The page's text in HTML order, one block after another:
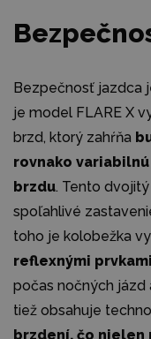
Bezpečnosť jazdca
je model FLARE X
brzd, ktorý zahŕňa
rovnako
brzdu. Tento
spoľahlivé
toho je kolobežka
reflexnými prvkami
počas nočných jázd
tiež obsahuje
brzdení, čo nielen